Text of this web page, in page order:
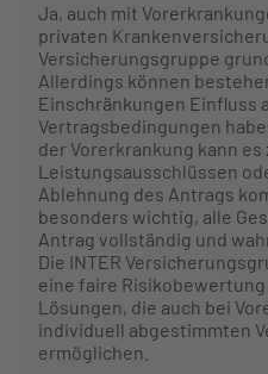
Ja, auch mit
privaten
Versicherungsgruppe
Allerdings können
Einschränkungen Einfluss
Vertragsbedingungen
der Vorerkrankung kann
Leistungsausschlüssen
Ablehnung des Antrags
besonders wichtig, alle
Antrag vollständig und
Die INTER
eine faire
Lösungen, die auch bei
individuell abgestimmten
ermöglichen.